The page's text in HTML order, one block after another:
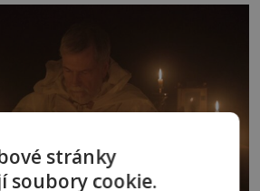
stránky
soubory cookie.